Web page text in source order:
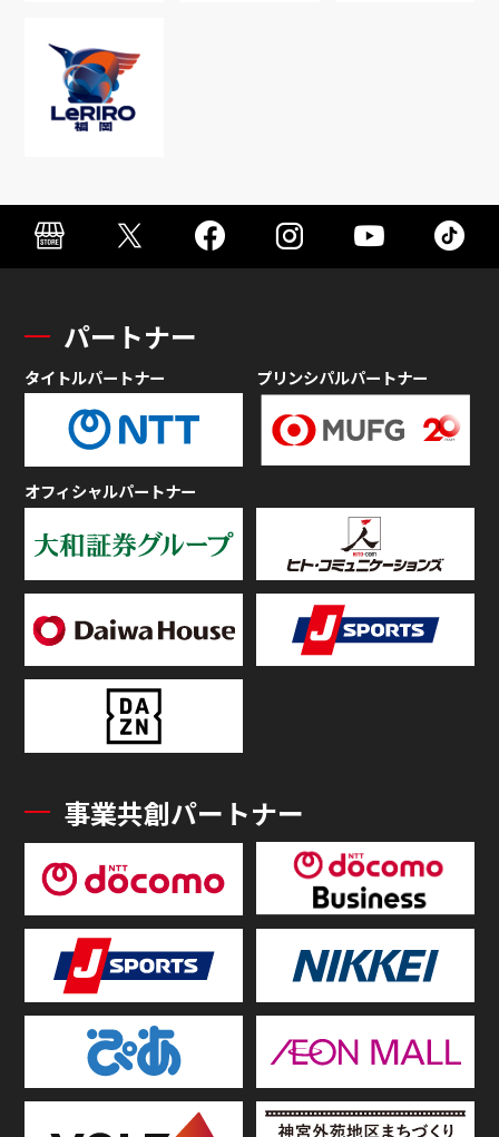
パートナー
タイトルパートナー プリンシパルパートナー
オフィシャルパートナー
事業共創パートナー